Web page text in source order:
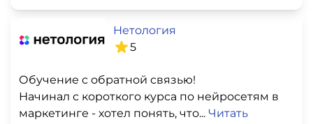
Нетология
5
Обучение с обратной связью!
Начинал с короткого курса по нейросетям в
маркетинге - хотел понять, что... Читать